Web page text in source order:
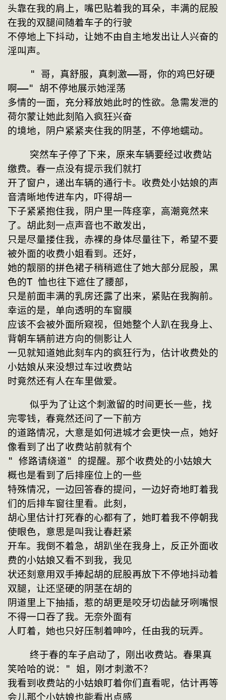
头靠在我的肩上，嘴巴贴着我的耳朵，丰满的屁股
在我的双腿间随着车子的行驶
不停地上下抖动，让她不由自主地发出让人兴奋的
淫叫声。
啊——" 胡不停地展示她淫荡
多情的一面，充分释放她此时的性欲。急需发泄的
荷尔蒙让她此刻陷入疯狂兴奋
的境地，阴户紧紧夹住我的阴茎，不停地蠕动。
缴费。春一点没有提示我们就打
开了窗户，递出车辆的通行卡。收费处小姑娘的声
音清晰地传进车内，吓得胡一
下子紧紧抱住我，阴户里一阵痉挛，高潮竟然来
了。胡此刻一点声音也不敢发出，
只是尽量搂住我，赤裸的身体尽量往下，希望不要
被外面的收费小姐看到。还好，
她的靓丽的拼色裙子稍稍遮住了她大部分屁股，黑
色的T 恤也往下遮住了腰部，
只是前面丰满的乳房还露了出来，紧贴在我胸前。
幸运的是，单向透明的车窗膜
应该不会被外面所窥视，但她整个人趴在我身上、
背朝车辆前进方向的侧影让人
一见就知道她此刻车内的疯狂行为，估计收费处的
小姑娘从来没想过车过收费站
时竟然还有人在车里做爱。
完零钱，春竟然还问了一下前方
的道路情况，大意是如何进城才会更快一点，她好
像看到了出了收费站前就有个
" 修路请绕道" 的提醒。那个收费处的小姑娘大
概也是看到了后排座位上的一些
特殊情况，一边回答春的提问，一边好奇地盯着我
们的后排车窗往里看。此刻，
胡心里估计打死春的心都有了，她盯着我不停朝我
使眼色，意思是叫我让春赶紧
开车。我倒不着急，胡趴坐在我身上，反正外面收
费的小姑娘又看不到我，我见
状还刻意用双手捧起胡的屁股再放下不停地抖动着
双腿，让还坚硬的阴茎在胡的
阴道里上下抽插，惹的胡更是咬牙切齿龇牙咧嘴恨
不得一口吞了我。无奈外面有
人盯着，她也只好压制着呻吟，任由我的玩弄。
笑哈哈的说：" 姐，刚才刺激不？
我看到收费站的小姑娘盯着你们直看呢，估计再等
会儿那个小姑娘也能看出点感